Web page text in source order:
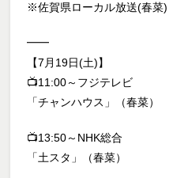
※佐賀県ローカル放送(春菜)
━━
【7月19日(土)】
📺11:00～フジテレビ
「チャンハウス」（春菜）
📺13:50～NHK総合
「土スタ」（春菜）